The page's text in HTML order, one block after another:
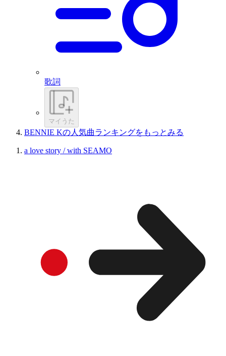
歌詞
マイうた
BENNIE Kの人気曲ランキングをもっとみる
a love story / with SEAMO